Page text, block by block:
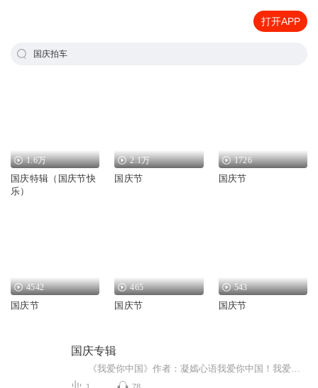
打开APP
国庆拍车
1.6万
国庆特辑（国庆节快
乐）
2.1万
国庆节
1726
国庆节
4542
国庆节
465
国庆节
543
国庆节
国庆专辑